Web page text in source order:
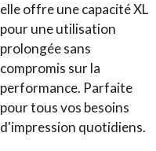
elle offre une capacité XL
pour une utilisation
prolongée sans
compromis sur la
performance. Parfaite
pour tous vos besoins
d'impression quotidiens.